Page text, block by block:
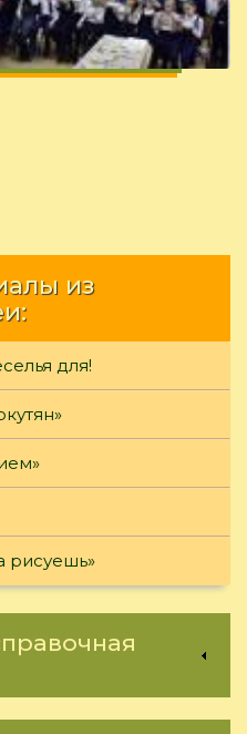
из
для!
рисуешь»